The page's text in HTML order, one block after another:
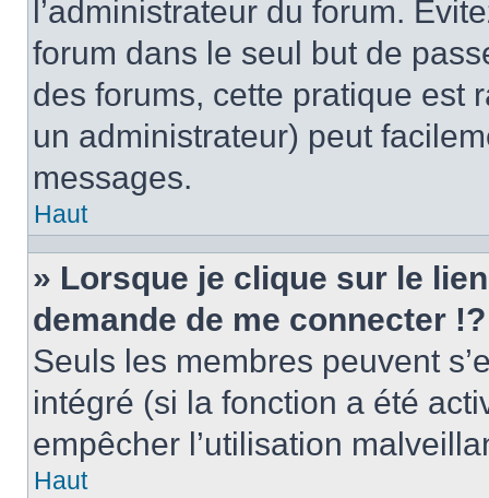
l’administrateur du forum.
forum dans le seul but de
des forums, cette pratique est
un administrateur) peut
messages.
Haut
» Lorsque je clique sur le
demande de me connecter !?
Seuls les membres peuvent
intégré (si la fonction a été
empêcher l’utilisation
Haut